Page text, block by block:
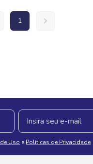
1
Uso e Políticas de Privacidade